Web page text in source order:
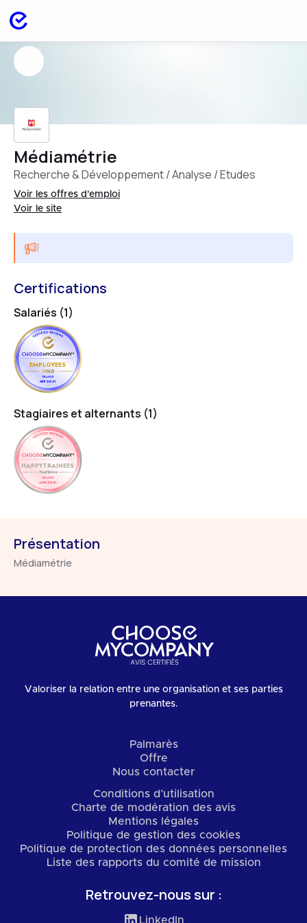
Médiamétrie
Recherche & Développement / Analyse / Etudes
Voir les offres d'emploi
Voir le site
Certifications
Salariés (1)
EMPLOYEES
FRANCE
SEP 2021
Stagiaires et alternants (1)
HAPPYTRAINEES
FRANCE
AUG 2021
Présentation
Médiamétrie
Valoriser la relation entre une organisation et ses parties
prenantes.
Palmarès
Offre
Nous contacter
Conditions d’utilisation
Charte de modération des avis
Mentions légales
Politique de gestion des cookies
Politique de protection des données personnelles
Liste des rapports du comité de mission
Retrouvez-nous sur :
LinkedIn